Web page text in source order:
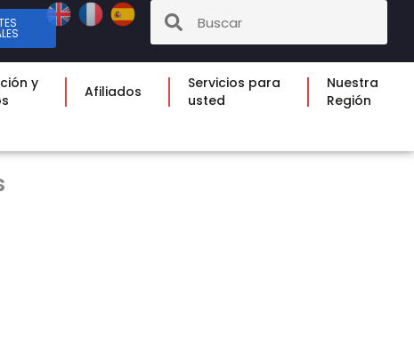
y
Afiliados
Servicios para
usted
Nuestra
Región